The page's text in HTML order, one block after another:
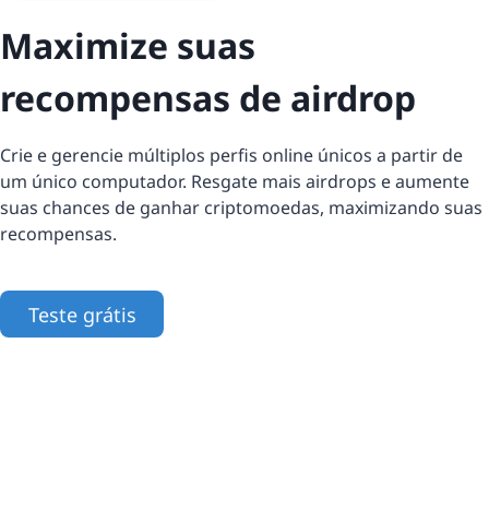
Maximize suas
recompensas de airdrop
Crie e gerencie múltiplos perfis online únicos a partir de
um único computador. Resgate mais airdrops e aumente
suas chances de ganhar criptomoedas, maximizando suas
recompensas.
Teste grátis